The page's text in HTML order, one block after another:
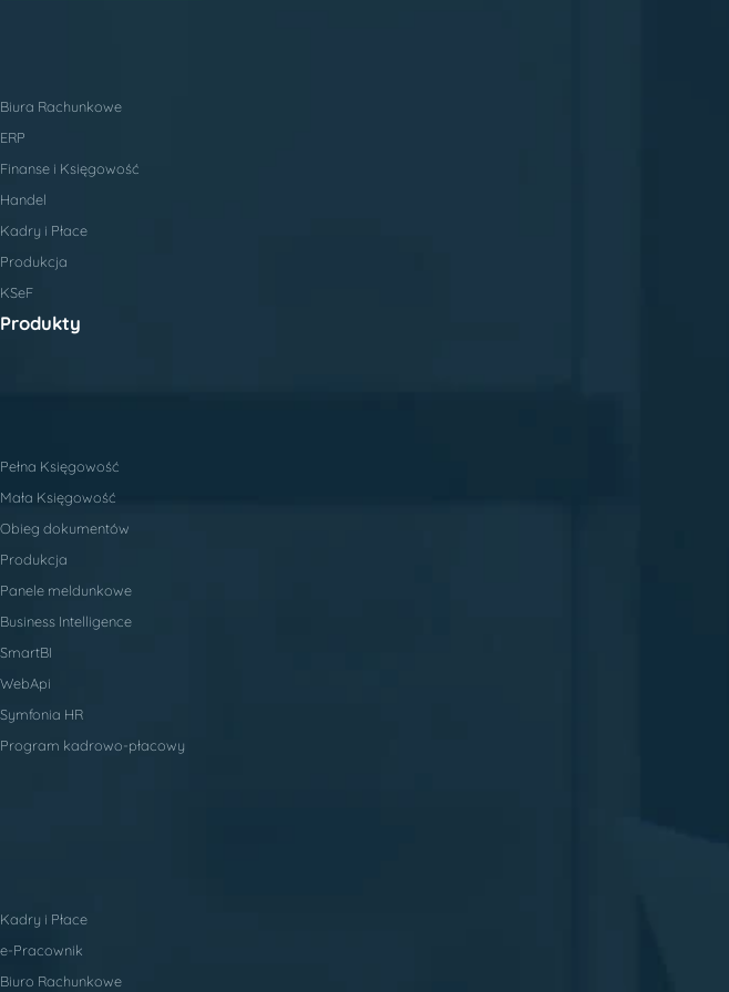
Biura Rachunkowe
ERP
Finanse i Księgowość
Handel
Kadry i Płace
Produkcja
KSeF
Produkty
Pełna Księgowość
Mała Księgowość
Obieg dokumentów
Produkcja
Panele meldunkowe
Business Intelligence
SmartBI
WebApi
Symfonia HR
Program kadrowo-płacowy
Kadry i Płace
e-Pracownik
Biuro Rachunkowe